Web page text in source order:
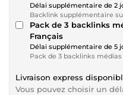
Délai supplémentaire de 2
Backlink supplémentaire
Pack de 3 backlinks
Français
Délai supplémentaire de 5
Pack de 3 backlinks
Livraison express
Vous pouvez choisir un